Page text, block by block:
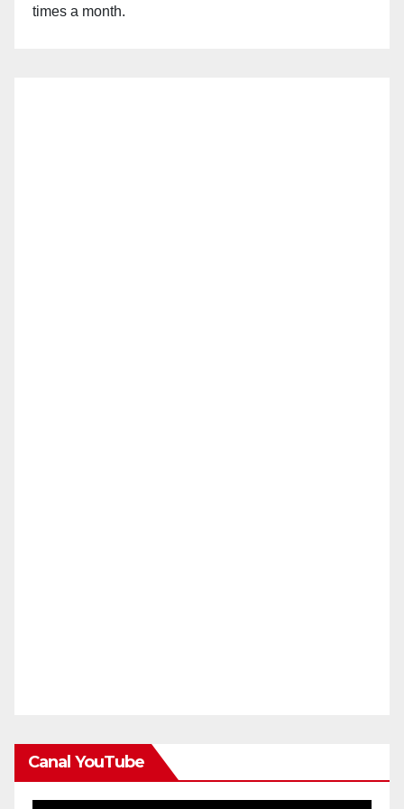
times a month.
Canal YouTube